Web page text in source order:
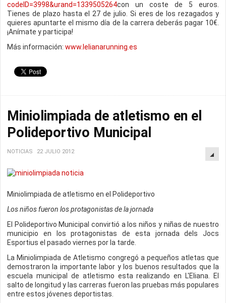
codeID=3998&urand=1339505264con un coste de 5 euros.
Tienes de plazo hasta el 27 de julio. Si eres de los rezagados y
quieres apuntarte el mismo día de la carrera deberás pagar 10€.
¡Anímate y participa!
Más información: www.lelianarunning.es
Miniolimpiada de atletismo en el
Polideportivo Municipal
NOTICIAS 22 JULIO 2012
Miniolimpiada de atletismo en el Polideportivo
Los niños fueron los protagonistas de la jornada
El Polideportivo Municipal convirtió a los niños y niñas de nuestro
municipio en los protagonistas de esta jornada dels Jocs
Esportius el pasado viernes por la tarde.
La Miniolimpiada de Atletismo congregó a pequeños atletas que
demostraron la importante labor y los buenos resultados que la
escuela municipal de atletismo esta realizando en L'Eliana. El
salto de longitud y las carreras fueron las pruebas más populares
entre estos jóvenes deportistas.